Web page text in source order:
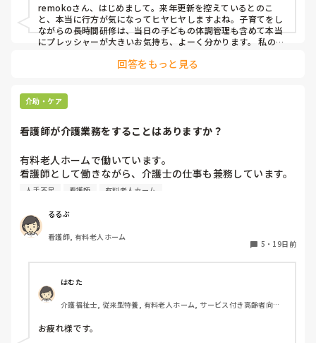
remokoさん、はじめまして。来年更新を控えているとのこ
と、本当に行方が気になってヒヤヒヤしますよね。子育てをし
ながらの長時間研修は、当日の子どもの体調管理も含めて本当
にプレッシャーが大きいお気持ち、よーく分かります。 私の同
年から不要になるかもしれないのに、なぜ今こんなにお金と時
が、「国からの詳細な指針がまだ来ていないので、代替研修な
どの詳細は決まっていない」とのことでした。失効している人
待っている状態のようです。 せっかくの制度見直しですから、
安心して働き続けられるような詳細が決まってほしいですね。
早くすっきりした情報が出てくることを祈るばかりです…！
回答をもっと見る
介助・ケア
看護師が介護業務をすることはありますか？
有料老人ホームで働いています。
看護師として働きながら、介護士の仕事も兼務しています。
人手不足もあいまって、入浴介助やオムツ交換なども行って
入浴介助は利用者さんの全身観察も出来たり、ケアも一緒に
行えるので、いい点かなと思います。
皆さんの働く職場では、看護師が介護業務をすることはあり
人手不足 看護師 有料老人ホーム
るるぶ
看護師, 有料老人ホーム
5 ・ 19日前
はむた
介護福祉士, 従来型特養, 有料老人ホーム, サービス付き高齢者向け
ニット型特養, 障害福祉関連, 障害者支援施設, 小規模多機能型居宅
介護
お疲れ様です。